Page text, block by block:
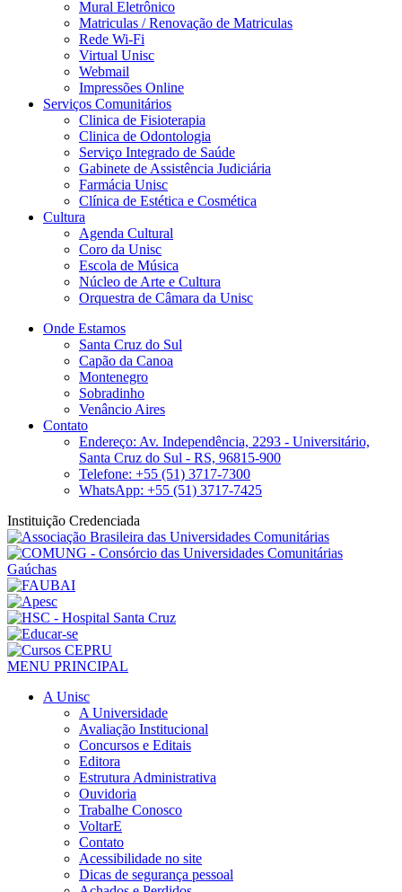
Mural Eletrônico
Matriculas / Renovação de Matriculas
Rede Wi-Fi
Virtual Unisc
Webmail
Impressões Online
Serviços Comunitários
Clinica de Fisioterapia
Clinica de Odontologia
Serviço Integrado de Saúde
Gabinete de Assistência Judiciária
Farmácia Unisc
Clínica de Estética e Cosmética
Cultura
Agenda Cultural
Coro da Unisc
Escola de Música
Núcleo de Arte e Cultura
Orquestra de Câmara da Unisc
Onde Estamos
Santa Cruz do Sul
Capão da Canoa
Montenegro
Sobradinho
Venâncio Aires
Contato
Endereço: Av. Independência, 2293 - Universitário,
Santa Cruz do Sul - RS, 96815-900
Telefone: +55 (51) 3717-7300
WhatsApp: +55 (51) 3717-7425
Instituição Credenciada
MENU PRINCIPAL
A Unisc
A Universidade
Avaliação Institucional
Concursos e Editais
Editora
Estrutura Administrativa
Ouvidoria
Trabalhe Conosco
VoltarE
Contato
Acessibilidade no site
Dicas de segurança pessoal